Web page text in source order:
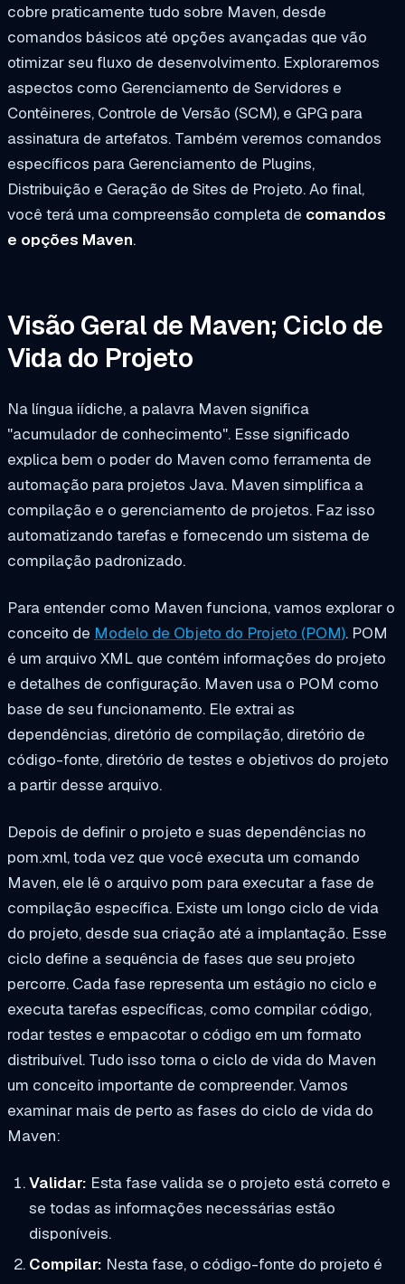
cobre praticamente tudo sobre Maven, desde
comandos básicos até opções avançadas que vão
otimizar seu fluxo de desenvolvimento. Exploraremos
aspectos como Gerenciamento de Servidores e
Contêineres, Controle de Versão (SCM), e GPG para
assinatura de artefatos. Também veremos comandos
específicos para Gerenciamento de Plugins,
Distribuição e Geração de Sites de Projeto. Ao final,
você terá uma compreensão completa de comandos
e opções Maven.
Visão Geral de Maven; Ciclo de
Vida do Projeto
Na língua iídiche, a palavra Maven significa
"acumulador de conhecimento". Esse significado
explica bem o poder do Maven como ferramenta de
automação para projetos Java. Maven simplifica a
compilação e o gerenciamento de projetos. Faz isso
automatizando tarefas e fornecendo um sistema de
compilação padronizado.
Para entender como Maven funciona, vamos explorar o
conceito de Modelo de Objeto do Projeto (POM). POM
é um arquivo XML que contém informações do projeto
e detalhes de configuração. Maven usa o POM como
base de seu funcionamento. Ele extrai as
dependências, diretório de compilação, diretório de
código-fonte, diretório de testes e objetivos do projeto
a partir desse arquivo.
Depois de definir o projeto e suas dependências no
pom.xml, toda vez que você executa um comando
Maven, ele lê o arquivo pom para executar a fase de
compilação específica. Existe um longo ciclo de vida
do projeto, desde sua criação até a implantação. Esse
ciclo define a sequência de fases que seu projeto
percorre. Cada fase representa um estágio no ciclo e
executa tarefas específicas, como compilar código,
rodar testes e empacotar o código em um formato
distribuível. Tudo isso torna o ciclo de vida do Maven
um conceito importante de compreender. Vamos
examinar mais de perto as fases do ciclo de vida do
Maven:
Validar: Esta fase valida se o projeto está correto e
se todas as informações necessárias estão
disponíveis.
Compilar: Nesta fase, o código-fonte do projeto é